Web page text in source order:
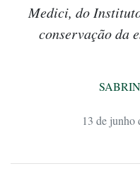
Medici, do
conservação da
13 de junho